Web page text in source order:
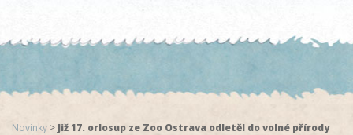
Novinky > Již 17. orlosup ze Zoo Ostrava odletěl do volné přírody